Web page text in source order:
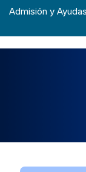
Admisión y Ayudas